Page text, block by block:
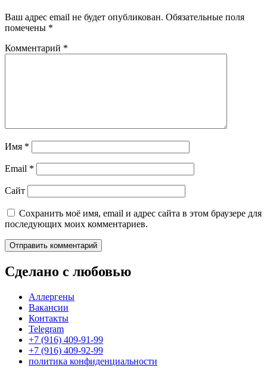
Ваш адрес email не будет опубликован. Обязательные поля
помечены *
Комментарий *
Имя *
Email *
Сайт
Сохранить моё имя, email и адрес сайта в этом браузере для
последующих моих комментариев.
Сделано с любовью
Аллергены
Вакансии
Контакты
Telegram
+7 (916) 409-91-99
+7 (916) 409-92-99
политика конфиденциальности